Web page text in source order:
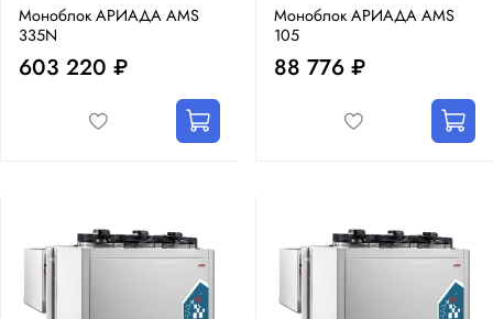
Моноблок АРИАДА AMS
335N
603 220 ₽
Моноблок АРИАДА AMS
105
88 776 ₽